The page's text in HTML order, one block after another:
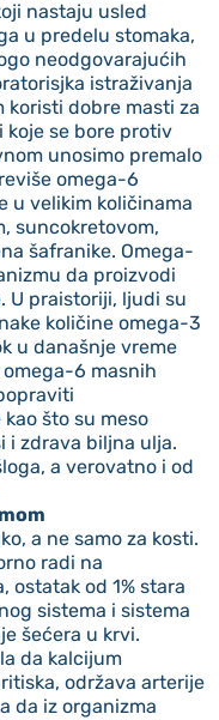
nastaju usled
u predelu stomaka,
neodgovarajućih
istraživanja
koristi dobre masti za
se bore protiv
unosimo premalo
omega-6
u velikim količinama
suncokretovom,
šafranike. Omega-
da proizvodi
U praistoriji, ljudi su
količine omega-3
u današnje vreme
6 masnih
što su meso
i zdrava biljna ulja.
a verovatno i od
a ne samo za kosti.
radi na
ostatak od 1% stara
sistema i sistema
šećera u krvi.
da kalcijum
održava arterije
da iz organizma